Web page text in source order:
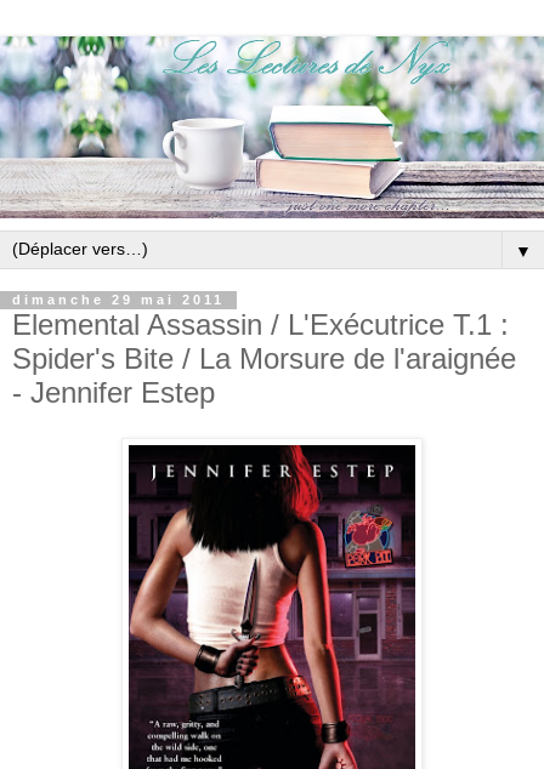
▼
dimanche 29 mai 2011
Elemental Assassin / L'Exécutrice T.1 :
Spider's Bite / La Morsure de l'araignée
- Jennifer Estep